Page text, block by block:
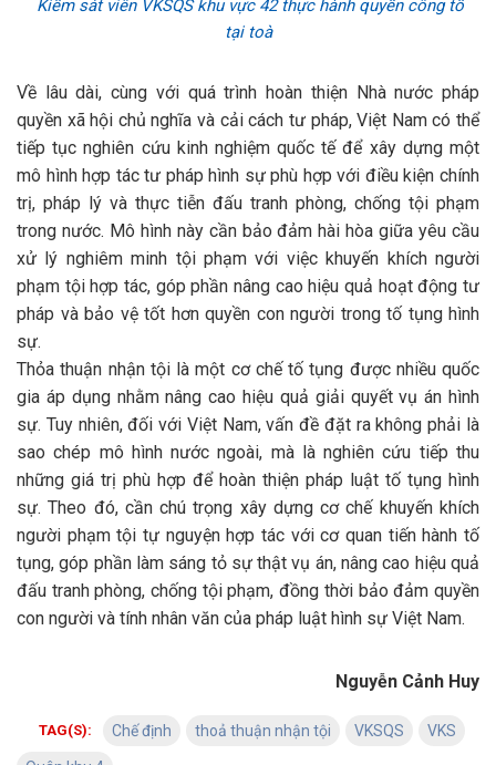
Kiểm sát viên VKSQS khu vực 42 thực hành quyền công tố
tại toà
Về lâu dài, cùng với quá trình hoàn thiện Nhà nước pháp
quyền xã hội chủ nghĩa và cải cách tư pháp, Việt Nam có thể
tiếp tục nghiên cứu kinh nghiệm quốc tế để xây dựng một
mô hình hợp tác tư pháp hình sự phù hợp với điều kiện chính
trị, pháp lý và thực tiễn đấu tranh phòng, chống tội phạm
trong nước. Mô hình này cần bảo đảm hài hòa giữa yêu cầu
xử lý nghiêm minh tội phạm với việc khuyến khích người
phạm tội hợp tác, góp phần nâng cao hiệu quả hoạt động tư
pháp và bảo vệ tốt hơn quyền con người trong tố tụng hình
sự.
Thỏa thuận nhận tội là một cơ chế tố tụng được nhiều quốc
gia áp dụng nhằm nâng cao hiệu quả giải quyết vụ án hình
sự. Tuy nhiên, đối với Việt Nam, vấn đề đặt ra không phải là
sao chép mô hình nước ngoài, mà là nghiên cứu tiếp thu
những giá trị phù hợp để hoàn thiện pháp luật tố tụng hình
sự. Theo đó, cần chú trọng xây dựng cơ chế khuyến khích
người phạm tội tự nguyện hợp tác với cơ quan tiến hành tố
tụng, góp phần làm sáng tỏ sự thật vụ án, nâng cao hiệu quả
đấu tranh phòng, chống tội phạm, đồng thời bảo đảm quyền
con người và tính nhân văn của pháp luật hình sự Việt Nam.
Nguyễn Cảnh Huy
TAG(S): Chế định thoả thuận nhận tội VKSQS VKS